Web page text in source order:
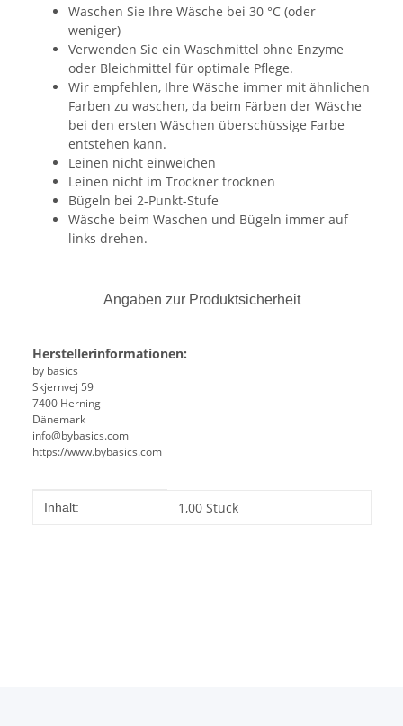
Waschen Sie Ihre Wäsche bei 30 °C (oder
weniger)
Verwenden Sie ein Waschmittel ohne Enzyme
oder Bleichmittel für optimale Pflege.
Wir empfehlen, Ihre Wäsche immer mit ähnlichen
Farben zu waschen, da beim Färben der Wäsche
bei den ersten Wäschen überschüssige Farbe
entstehen kann.
Leinen nicht einweichen
Leinen nicht im Trockner trocknen
Bügeln bei 2-Punkt-Stufe
Wäsche beim Waschen und Bügeln immer auf
links drehen.
Angaben zur Produktsicherheit
Herstellerinformationen:
by basics
Skjernvej 59
7400 Herning
Dänemark
info@bybasics.com
https://www.bybasics.com
Produkteigenschaft
Wert
Inhalt: 1,00 Stück